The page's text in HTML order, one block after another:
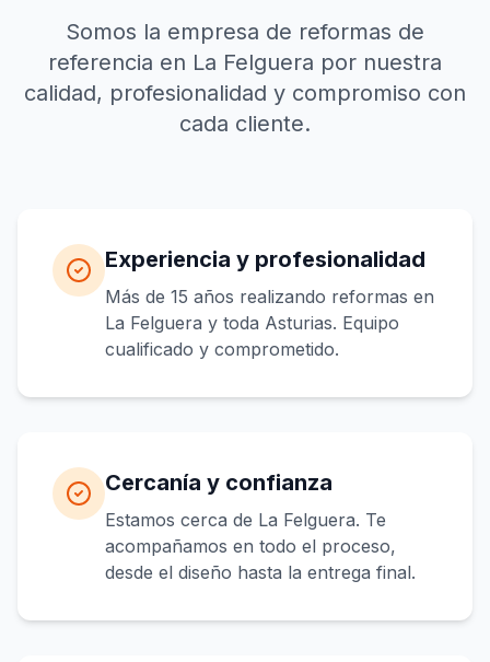
Somos la empresa de reformas de
referencia en La Felguera por nuestra
calidad, profesionalidad y compromiso con
cada cliente.
Experiencia y profesionalidad
Más de 15 años realizando reformas en
La Felguera y toda Asturias. Equipo
cualificado y comprometido.
Cercanía y confianza
Estamos cerca de La Felguera. Te
acompañamos en todo el proceso,
desde el diseño hasta la entrega final.